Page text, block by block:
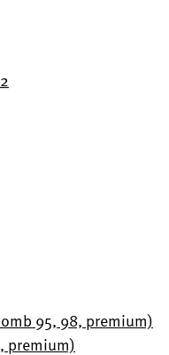
95, 98, premium)
premium)